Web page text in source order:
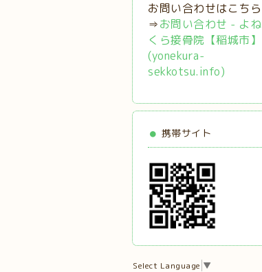
お問い合わせはこちら
⇒お問い合わせ - よね
くら接骨院【稲城市】
(yonekura-
sekkotsu.info)
携帯サイト
Select Language ▼